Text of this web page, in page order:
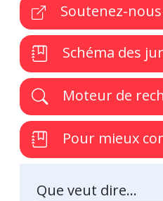
Soutenez-nous
Schéma des
Moteur de
Pour mieux
Que veut dire...